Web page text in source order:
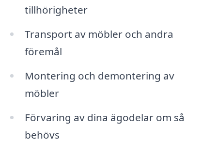
tillhörigheter
Transport av möbler och andra
föremål
Montering och demontering av
möbler
Förvaring av dina ägodelar om så
behövs